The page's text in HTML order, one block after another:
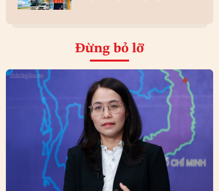
Đừng bỏ lỡ